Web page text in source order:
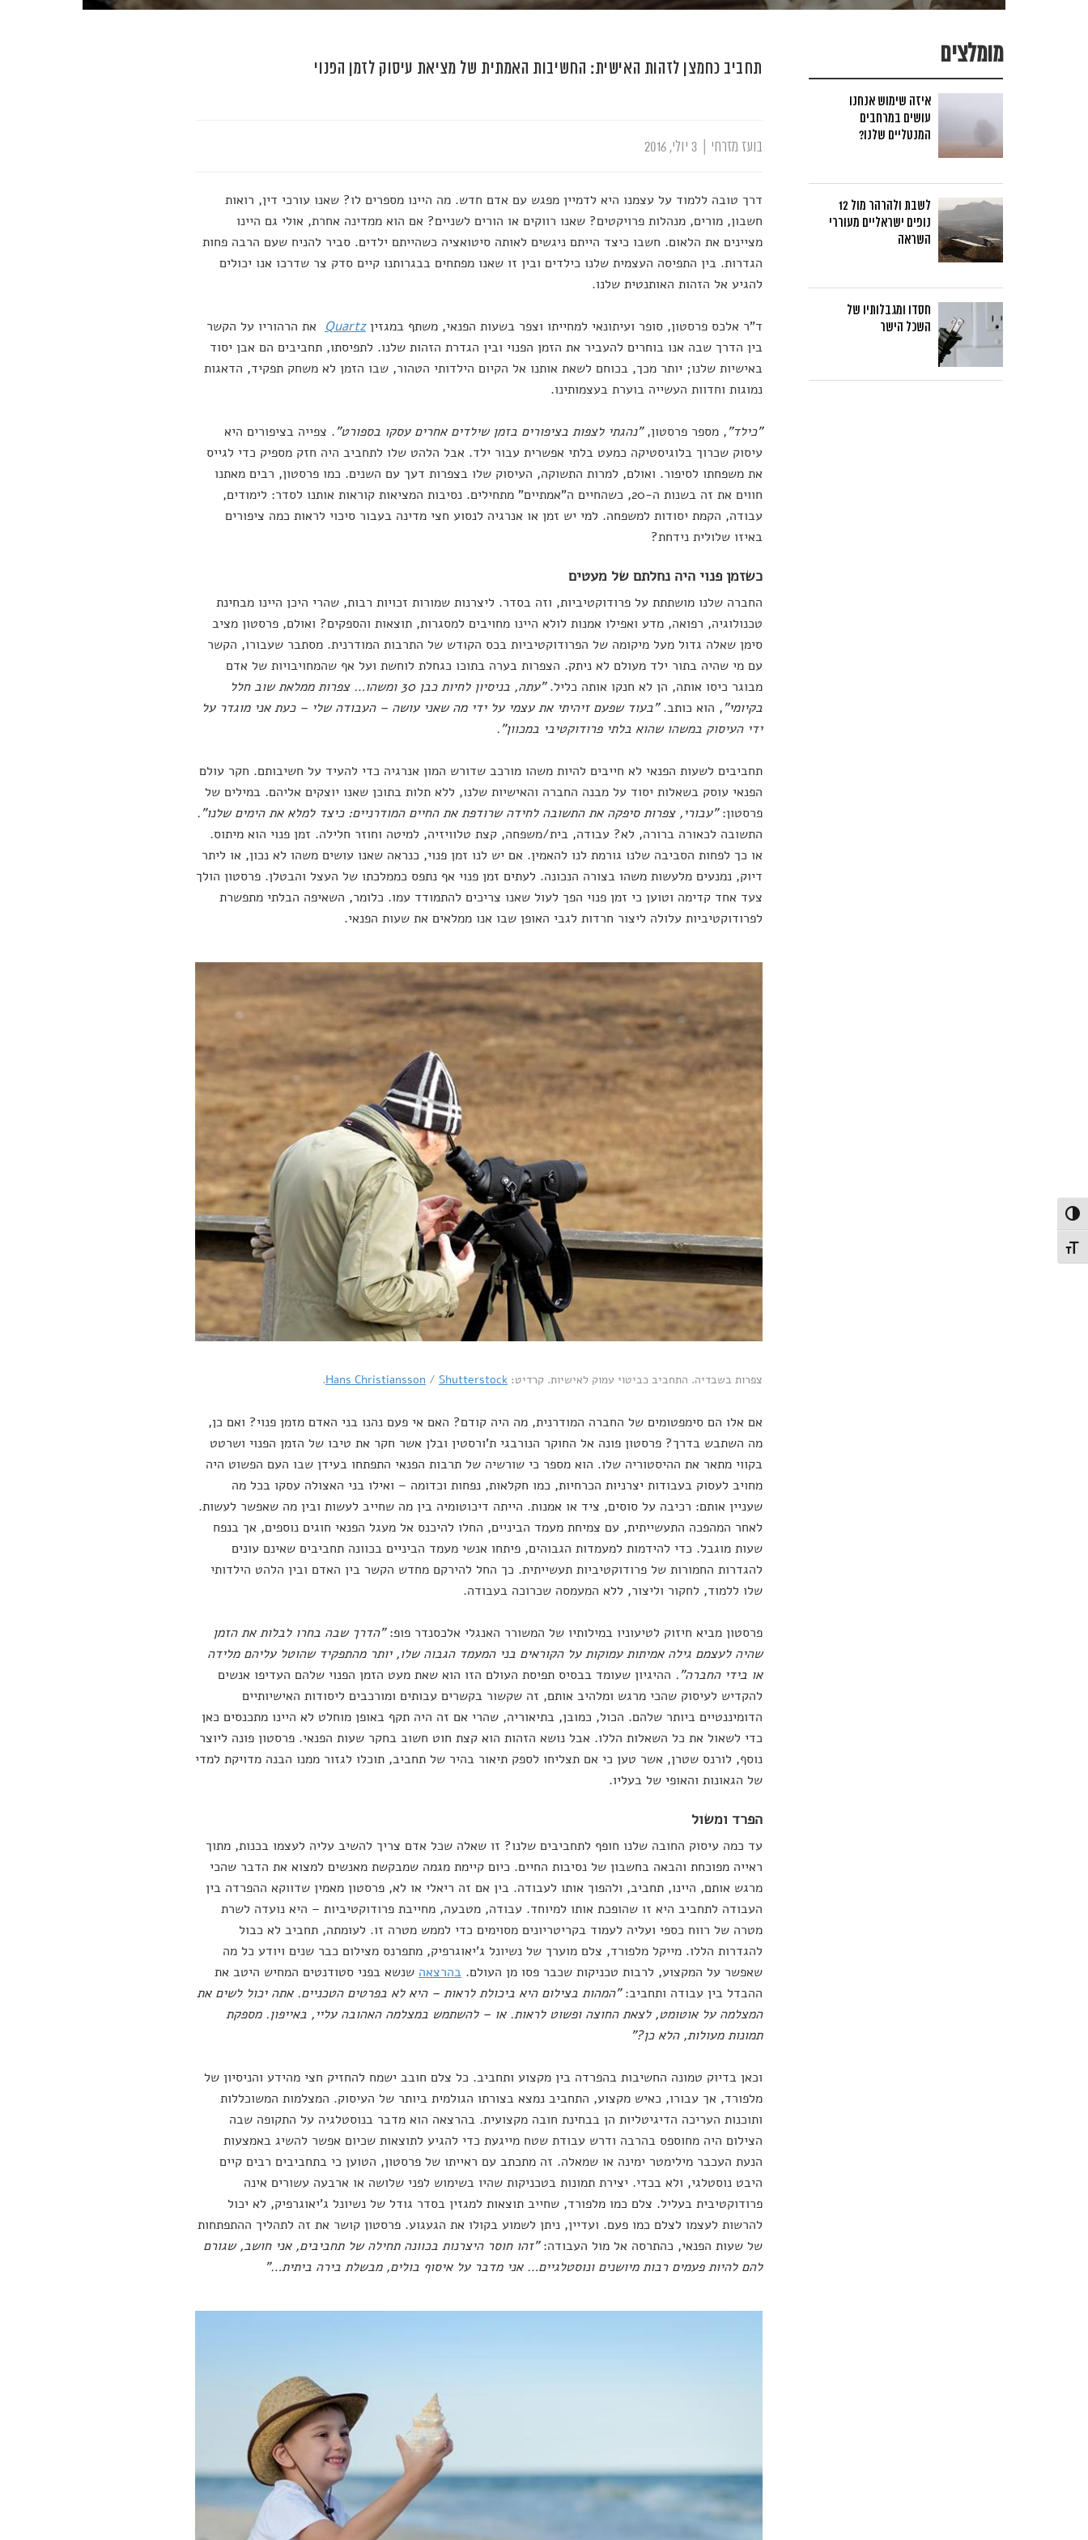
הפעל/כבה ניגודיות גבוהה
מתג גודל גופן
תחביב כחמצן לזהות האישית: החשיבות האמתית של מציאת עיסוק לזמן הפנוי
בועז מזרחי
דרך טובה ללמוד על עצמנו היא לדמיין מפגש עם אדם חדש. מה היינו מספרים לו? שאנו עורכי דין, רואות
חשבון, מורים, מנהלות פרויקטים? שאנו רווקים או הורים לשניים? אם הוא ממדינה אחרת, אולי גם היינו
מציינים את הלאום. חשבו כיצד הייתם ניגשים לאותה סיטואציה כשהייתם ילדים. סביר להניח שעם הרבה פחות
הגדרות. בין התפיסה העצמית שלנו כילדים ובין זו שאנו מפתחים בבגרותנו קיים סדק צר שדרכו אנו יכולים
להגיע אל הזהות האותנטית שלנו.
ד"ר אלכס פרסטון, סופר ועיתונאי למחייתו וצפר בשעות הפנאי, משתף במגזיןQuartz את הרהוריו על הקשר
בין הדרך שבה אנו בוחרים להעביר את הזמן הפנוי ובין הגדרת הזהות שלנו. לתפיסתו, תחביבים הם אבן יסוד
באישיות שלנו; יותר מכך, בכוחם לשאת אותנו אל הקיום הילדותי הטהור, שבו הזמן לא משחק תפקיד, הדאגות
נמוגות וחדוות העשייה בוערת בעצמותינו.
"כילד", מספר פרסטון,"נהגתי לצפות בציפורים בזמן שילדים אחרים עסקו בספורט". צפייה בציפורים היא
עיסוק שכרוך בלוגיסטיקה כמעט בלתי אפשרית עבור ילד. אבל הלהט שלו לתחביב היה חזק מספיק כדי לגייס
את משפחתו לסיפור. ואולם, למרות התשוקה, העיסוק שלו בצפרות דעך עם השנים. כמו פרסטון, רבים מאתנו
חווים את זה בשנות ה-20, כשהחיים ה"אמתיים" מתחילים. נסיבות המציאות קוראות אותנו לסדר: לימודים,
עבודה, הקמת יסודות למשפחה. למי יש זמן או אנרגיה לנסוע חצי מדינה בעבור סיכוי לראות כמה ציפורים
באיזו שלולית נידחת?
כשזמן פנוי היה נחלתם של מעטים
החברה שלנו מושתתת על פרודוקטיביות, וזה בסדר. ליצרנות שמורות זכויות רבות, שהרי היכן היינו מבחינת
טכנולוגיה, רפואה, מדע ואפילו אמנות לולא היינו מחויבים למסגרות, תוצאות והספקים? ואולם, פרסטון מציב
סימן שאלה גדול מעל מיקומה של הפרודוקטיביות בכס הקודש של התרבות המודרנית. מסתבר שעבורו, הקשר
עם מי שהיה בתור ילד מעולם לא ניתק. הצפרות בערה בתוכו כגחלת לוחשת ועל אף שהמחויבויות של אדם
מבוגר כיסו אותה, הן לא חנקו אותה כליל.
"עתה, בניסיון לחיות כבן 30 ומשהו… צפרות ממלאת שוב חלל
בקיומי", הוא כותב."בעוד שפעם זיהיתי את עצמי על ידי מה שאני עושה – העבודה שלי – כעת אני מוגדר על
ידי העיסוק במשהו שהוא בלתי פרודוקטיבי במכוון".
תחביבים לשעות הפנאי לא חייבים להיות משהו מורכב שדורש המון אנרגיה כדי להעיד על חשיבותם. חקר עולם
הפנאי עוסק בשאלות יסוד על מבנה החברה והאישיות שלנו, ללא תלות בתוכן שאנו יוצקים אליהם. במילים של
פרסטון:"עבורי, צפרות סיפקה את התשובה לחידה שרודפת את החיים המודרניים: כיצד למלא את הימים שלנו".
התשובה לכאורה ברורה, לא? עבודה, בית/משפחה, קצת טלוויזיה, למיטה וחוזר חלילה. זמן פנוי הוא מיתוס.
או כך לפחות הסביבה שלנו גורמת לנו להאמין. אם יש לנו זמן פנוי, כנראה שאנו עושים משהו לא נכון, או ליתר
דיוק, נמנעים מלעשות משהו בצורה הנכונה. לעתים זמן פנוי אף נתפס כממלכתו של העצל והבטלן. פרסטון הולך
צעד אחד קדימה וטוען כי זמן פנוי הפך לעול שאנו צריכים להתמודד עמו. כלומר, השאיפה הבלתי מתפשרת
לפרודוקטיביות עלולה ליצור חרדות לגבי האופן שבו אנו ממלאים את שעות הפנאי.
צפרות בשבדיה. התחביב כביטוי עמוק לאישיות. קרדיט: Hans Christiansson / Shutterstock
.
אם אלו הם סימפטומים של החברה המודרנית, מה היה קודם? האם אי פעם נהנו בני האדם מזמן פנוי? ואם כן,
מה השתבש בדרך? פרסטון פונה אל החוקר הנורבגי ת'ורסטין ובלן אשר חקר את טיבו של הזמן הפנוי ושרטט
בקווי מתאר את ההיסטוריה שלו. הוא מספר כי שורשיה של תרבות הפנאי התפתחו בעידן שבו העם הפשוט היה
מחויב לעסוק בעבודות יצרניות הכרחיות, כמו חקלאות, נפחות וכדומה – ואילו בני האצולה עסקו בכל מה
שעניין אותם: רכיבה על סוסים, ציד או אמנות. הייתה דיכוטומיה בין מה שחייב לעשות ובין מה שאפשר לעשות.
לאחר המהפכה התעשייתית, עם צמיחת מעמד הביניים, החלו להיכנס אל מעגל הפנאי חוגים נוספים, אך בנפח
שעות מוגבל. כדי להידמות למעמדות הגבוהים, פיתחו אנשי מעמד הביניים בכוונה תחביבים שאינם עונים
להגדרות החמורות של פרודוקטיביות תעשייתית. כך החל להירקם מחדש הקשר בין האדם ובין הלהט הילדותי
שלו ללמוד, לחקור וליצור, ללא המעמסה שכרוכה בעבודה.
פרסטון מביא חיזוק לטיעוניו במילותיו של המשורר האנגלי אלכסנדר פופ:"הדרך שבה בחרו לבלות את הזמן
שהיה לעצמם גילה אמיתות עמוקות על הקוראים בני המעמד הגבוה שלו, יותר מהתפקיד שהוטל עליהם מלידה
או בידי החברה". ההיגיון שעומד בבסיס תפיסת העולם הזו הוא שאת מעט הזמן הפנוי שלהם העדיפו אנשים
להקדיש לעיסוק שהכי מרגש ומלהיב אותם, זה שקשור בקשרים עבותים ומורכבים ליסודות האישיותיים
הדומיננטיים ביותר שלהם. הכול, כמובן, בתיאוריה, שהרי אם זה היה תקף באופן מוחלט לא היינו מתכנסים כאן
כדי לשאול את כל השאלות הללו. אבל נושא הזהות הוא קצת חוט חשוב בחקר שעות הפנאי. פרסטון פונה ליוצר
נוסף, לורנס שטרן, אשר טען כי אם תצליחו לספק תיאור בהיר של תחביב, תוכלו לגזור ממנו הבנה מדויקת למדי
של הגאונות והאופי של בעליו.
הפרד ומשול
עד כמה עיסוק החובה שלנו חופף לתחביבים שלנו? זו שאלה שכל אדם צריך להשיב עליה לעצמו בכנות, מתוך
ראייה מפוכחת והבאה בחשבון של נסיבות החיים. כיום קיימת מגמה שמבקשת מאנשים למצוא את הדבר שהכי
מרגש אותם, היינו, תחביב, ולהפוך אותו לעבודה. בין אם זה ריאלי או לא, פרסטון מאמין שדווקא ההפרדה בין
העבודה לתחביב היא זו שהופכת אותו למיוחד. עבודה, מטבעה, מחייבת פרודוקטיביות – היא נועדה לשרת
מטרה של רווח כספי ועליה לעמוד בקריטריונים מסוימים כדי לממש מטרה זו. לעומתה, תחביב לא כבול
להגדרות הללו. מייקל מלפורד, צלם מוערך של נשיונל ג'יאוגרפיק, מתפרנס מצילום כבר שנים ויודע כל מה
שאפשר על המקצוע, לרבות טכניקות שכבר פסו מן העולם. בהרצאה שנשא בפני סטודנטים המחיש היטב את
ההבדל בין עבודה ותחביב:"המהות בצילום היא ביכולת לראות – היא לא בפרטים הטכניים. אתה יכול לשים את
המצלמה על אוטומט, לצאת החוצה ופשוט לראות. או – להשתמש במצלמה האהובה עליי, באייפון. מספקת
תמונות מעולות, הלא כן?"
וכאן בדיוק טמונה החשיבות בהפרדה בין מקצוע ותחביב. כל צלם חובב ישמח להחזיק חצי מהידע והניסיון של
מלפורד, אך עבורו, כאיש מקצוע, התחביב נמצא בצורתו הגולמית ביותר של העיסוק. המצלמות המשוכללות
ותוכנות העריכה הדיגיטליות הן בבחינת חובה מקצועית. בהרצאה הוא מדבר בנוסטלגיה על התקופה שבה
הצילום היה מחוספס בהרבה ודרש עבודת שטח מייגעת כדי להגיע לתוצאות שכיום אפשר להשיג באמצעות
הנעת העכבר מילימטר ימינה או שמאלה. זה מתכתב עם ראייתו של פרסטון, הטוען כי בתחביבים רבים קיים
היבט נוסטלגי, ולא בכדי. יצירת תמונות בטכניקות שהיו בשימוש לפני שלושה או ארבעה עשורים אינה
פרודוקטיבית בעליל. צלם כמו מלפורד, שחייב תוצאות למגזין בסדר גודל של נשיונל ג'יאוגרפיק, לא יכול
להרשות לעצמו לצלם כמו פעם. ועדיין, ניתן לשמוע בקולו את הגעגוע. פרסטון קושר את זה לתהליך ההתפתחות
של שעות הפנאי, כהתרסה אל מול העבודה:"זהו חוסר היצרנות בכוונה תחילה של תחביבים, אני חושב, שגורם
להם להיות פעמים רבות מיושנים ונוסטלגיים… אני מדבר על איסוף בולים, מבשלת בירה ביתית…"
מומלצים
איזה שימוש אנחנו
עושים במרחבים
המנטליים שלנו?
לשבת ולהרהר מול 12
נופים ישראליים מעוררי
השראה
חסדו ומגבלותיו של
השכל הישר